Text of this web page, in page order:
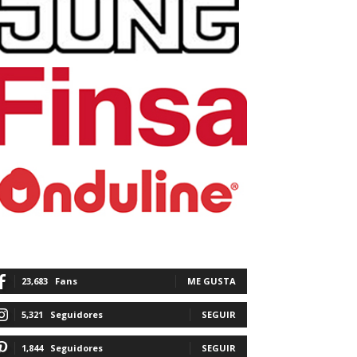
23,683 Fans ME GUSTA
5,321 Seguidores SEGUIR
1,844 Seguidores SEGUIR